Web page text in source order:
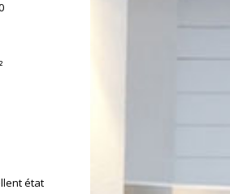
état